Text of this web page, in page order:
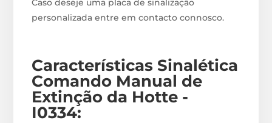
Caso deseje uma placa de sinalização
personalizada entre em contacto connosco.
Características Sinalética
Comando Manual de
Extinção da Hotte -
I0334: